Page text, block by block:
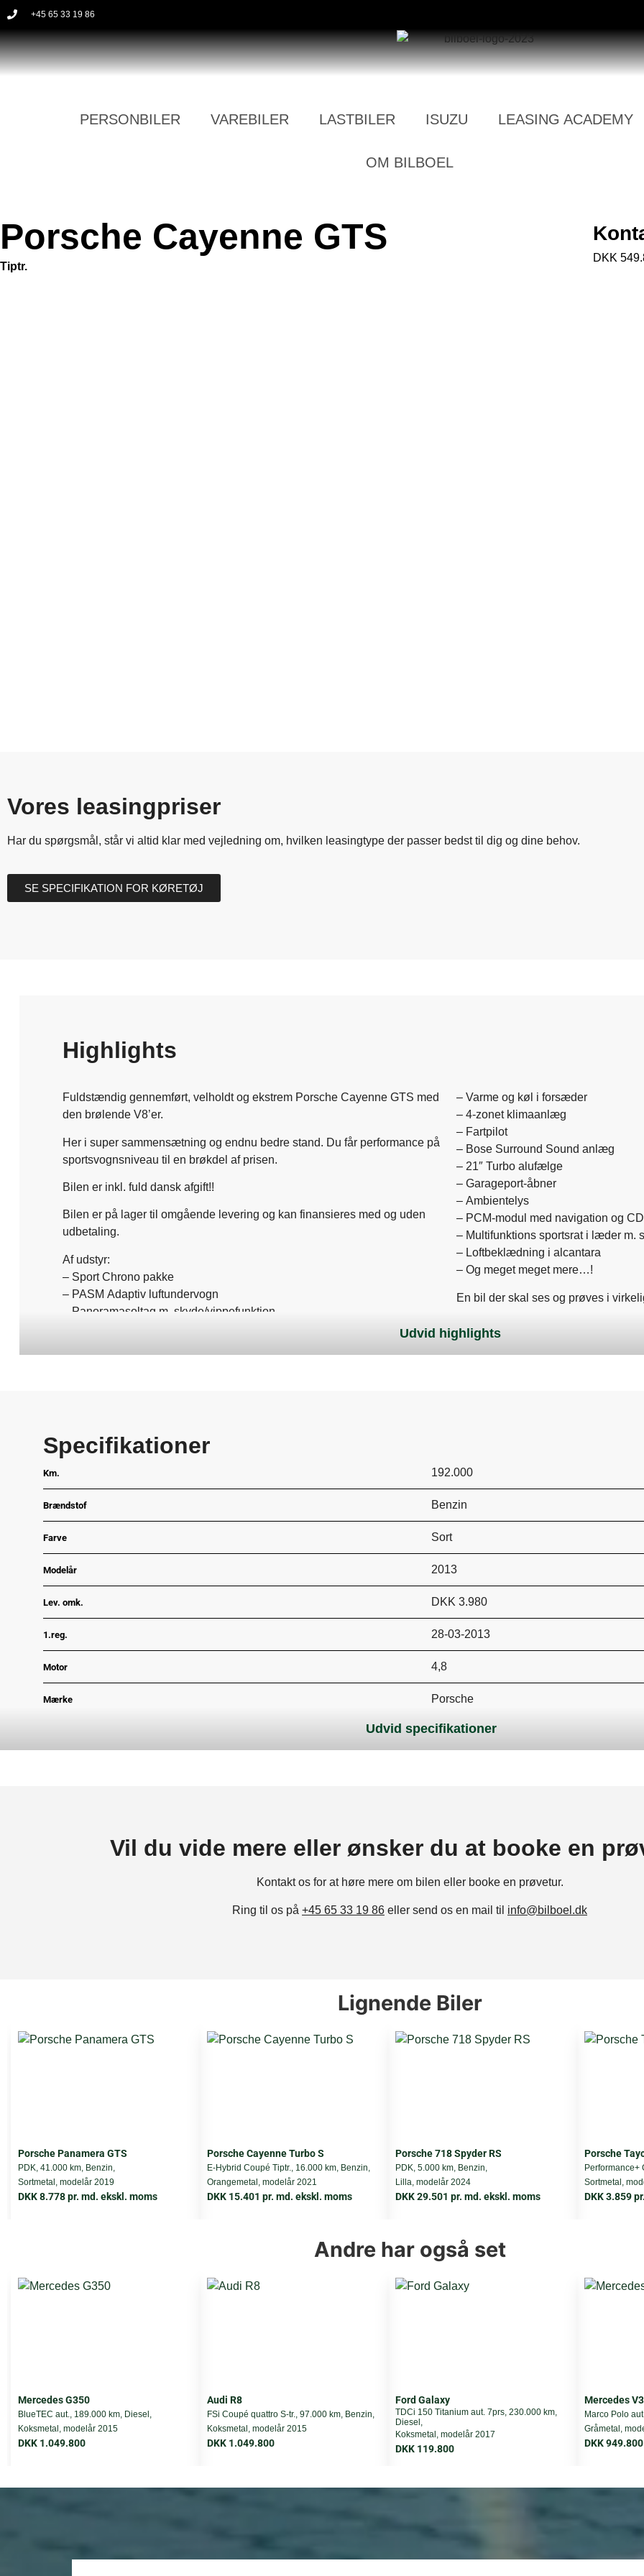
+45 65 33 19 86
PERSONBILER VAREBILER LASTBILER ISUZU LEASING ACADEMY
OM BILBOEL
Porsche Cayenne GTS
Tiptr.
DKK
Vores leasingpriser
Har du spørgsmål, står vi altid klar med vejledning om, hvilken leasingtype der passer bedsttil dig og dine behov.
SE SPECIFIKATION FOR KØRETØJ
Highlights
Fuldstændig gennemført, velholdt og ekstrem Porsche Cayenne GTS med
den brølende V8’er.
Her i super sammensætning og endnu bedre stand. Du får performance på
sportsvognsniveau til en brøkdel af prisen.
Bilen er inkl. fuld dansk afgift!!
Bilen er på lager til omgående levering og kan finansieres med og uden
udbetaling.
Af udstyr:
– Sport Chrono pakke
– PASM Adaptiv luftundervogn
– Panoramasoltag m. skyde/vippefunktion
– Varme og køl i forsæder
– 4-zonet klimaanlæg
– Fartpilot
– Bose Surround Sound anlæg
– 21″ Turbo alufælge
– Garageport-åbner
– Ambientelys
– PCM-modul med navigation og
– Multifunktions sportsrat i læder m.
– Loftbeklædning i alcantara
– Og meget meget mere…!
En bil der skal ses og prøves i
Udvid highlights
Specifikationer
Km. 192.000
Brændstof Benzin
Farve Sort
Modelår 2013
Lev. omk. DKK 3.980
1.reg. 28-03-2013
Motor 4,8
Mærke Porsche
DKK 11.000
Topfart 261 km/h
Vægt 2085 kg
3080 kg
Længde 485 cm
Førstegangsydelse DKK 0
Totalpris i løbetiden DKK 0
Udvid specifikationer
Vil du vide mere eller ønsker du at booke en
Kontaktos for at høre mere om bilen eller booke en prøvetur.
Ring til os på +45 65 33 19 86 eller send os en mail til info@bilboel.dk
Lignende Biler
Porsche Panamera GTS
PDK, 41.000 km, Benzin,
Sortmetal, modelår 2019
DKK 8.778 pr. md. ekskl. moms
Porsche Cayenne Turbo S
E-Hybrid Coupé Tiptr., 16.000 km, Benzin,
Orangemetal, modelår 2021
DKK 15.401 pr. md. ekskl. moms
Porsche 718 Spyder RS
PDK, 5.000 km, Benzin,
Lilla, modelår 2024
DKK 29.501 pr. md. ekskl. moms
Porsche
Performance+
Sortmetal,
DKK 3.859
Andre har også set
Mercedes G350
BlueTEC aut., 189.000 km, Diesel,
Koksmetal, modelår 2015
DKK 1.049.800
Audi R8
FSi Coupé quattro S-tr., 97.000 km, Benzin,
Koksmetal, modelår 2015
DKK 1.049.800
Ford Galaxy
TDCi 150 Titanium aut. 7prs, 230.000 km,
Diesel,
Koksmetal, modelår 2017
DKK 119.800
Mercedes
Marco Polo
Gråmetal,
DKK 949.800